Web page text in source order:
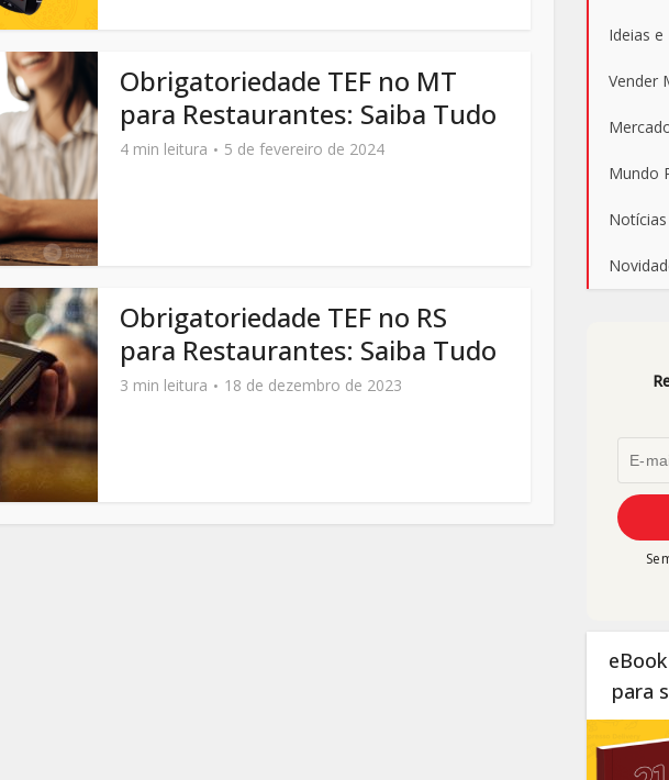
Obrigatoriedade TEF no MT
para Restaurantes: Saiba Tudo
4 min leitura 5 de fevereiro de 2024
Obrigatoriedade TEF no RS
para Restaurantes: Saiba Tudo
3 min leitura 18 de dezembro de 2023
Ideias e
Vender
Mundo
Notícias
para